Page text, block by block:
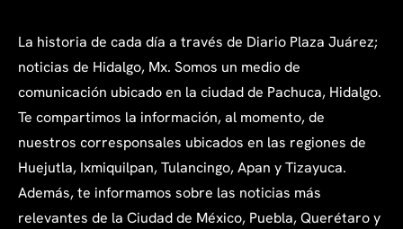
La historia de cada día a través de Diario Plaza Juárez;
noticias de Hidalgo, Mx. Somos un medio de
comunicación ubicado en la ciudad de Pachuca, Hidalgo.
Te compartimos la información, al momento, de
nuestros corresponsales ubicados en las regiones de
Huejutla, Ixmiquilpan, Tulancingo, Apan y Tizayuca.
Además, te informamos sobre las noticias más
relevantes de la Ciudad de México, Puebla, Querétaro y